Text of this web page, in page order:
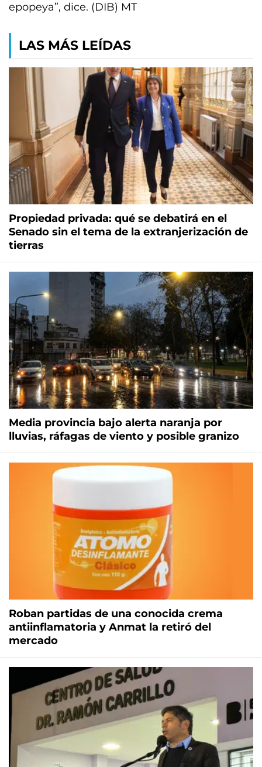
epopeya”, dice. (DIB) MT
LAS MÁS LEÍDAS
Propiedad privada: qué se debatirá en el
Senado sin el tema de la extranjerización de
tierras
Media provincia bajo alerta naranja por
lluvias, ráfagas de viento y posible granizo
Roban partidas de una conocida crema
antiinflamatoria y Anmat la retiró del
mercado